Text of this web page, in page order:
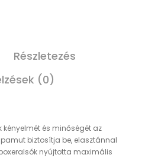
Részletezés
(0)
kényelmét és minőségét az
biztosítja be, elasztánnal
nyújtotta maximális